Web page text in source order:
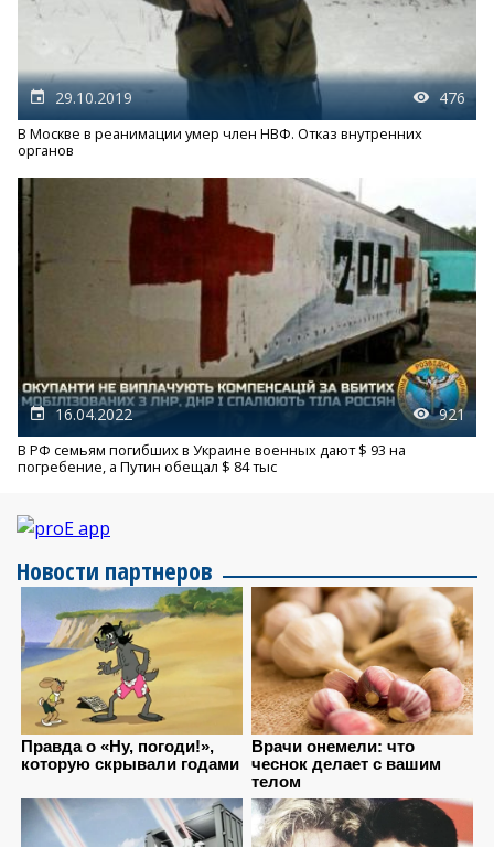
29.10.2019 476
В Москве в реанимации умер член НВФ. Отказ внутренних
органов
16.04.2022 921
В РФ семьям погибших в Украине военных дают $ 93 на
погребение, а Путин обещал $ 84 тыс
Новости партнеров